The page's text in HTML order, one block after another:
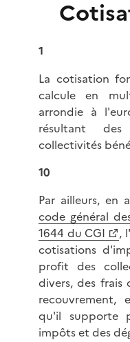
1
La cotisation
calcule en
arrondie à
résultant
collectivités
10
Par ailleurs, en
code général
1644 du CGI
,
cotisations
profit des
divers, des frais
recouvrement,
qu'il supporte
impôts et des